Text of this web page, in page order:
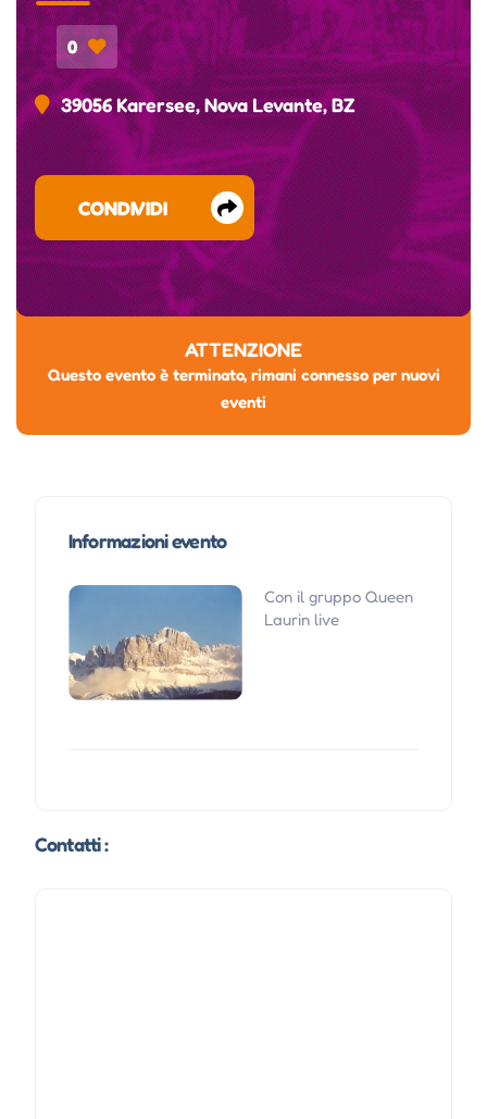
0
39056 Karersee, Nova Levante, BZ
CONDIVIDI
ATTENZIONE
Questo evento è terminato, rimani connesso per nuovi
eventi
Informazioni evento
Con il gruppo Queen
Laurin live
Contatti :